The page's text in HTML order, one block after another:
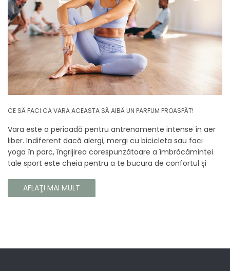
CE SĂ FACI CA VARA ACEASTA SĂ AIBĂ UN PARFUM PROASPĂT!
Vara este o perioadă pentru antrenamente intense în aer
liber. Indiferent dacă alergi, mergi cu bicicleta sau faci
yoga în parc, îngrijirea corespunzătoare a îmbrăcămintei
tale sport este cheia pentru a te bucura de confortul și
cum să vă îngrijiți corect îmbrăcămintea sport, astfel încât
să își păstreze proprietățile chiar și în timpul celor mai
AFLAŢI MAI MULT